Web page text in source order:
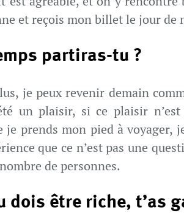
et reçois mon billet le jour
partiras-tu ?
je peux revenir demain
un plaisir, si ce plaisir
je prends mon pied à voyager,
que ce n’est pas une
de personnes.
dois être riche, t’as